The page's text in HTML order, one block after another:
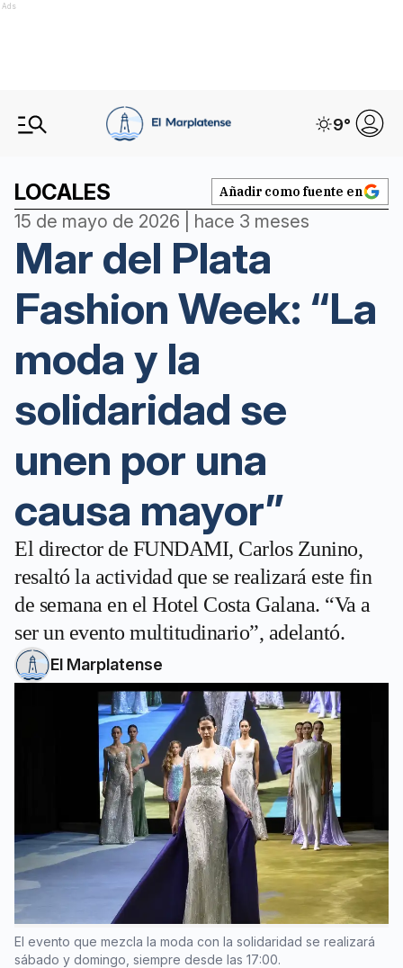
Ads
9°
LOCALES Añadir como fuente en
15 de mayo de 2026 | hace 3 meses
Mar del Plata
Fashion Week: “La
moda y la
solidaridad se
unen por una
causa mayor”
El director de FUNDAMI, Carlos Zunino,
resaltó la actividad que se realizará este fin
de semana en el Hotel Costa Galana. “Va a
ser un evento multitudinario”, adelantó.
El Marplatense
El evento que mezcla la moda con la solidaridad se realizará
sábado y domingo, siempre desde las 17:00.